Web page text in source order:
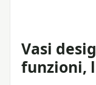
Vasi
funzioni,